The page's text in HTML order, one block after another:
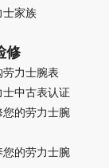
士家族
修
劳力士腕表
士中古表认证
您的劳力士腕
您的劳力士腕